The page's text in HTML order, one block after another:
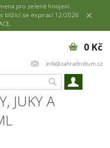
pro zelené hnojení.
blížící se expirací 12/2026
info@zahradnidum.cz
0 Kč
JUKY A